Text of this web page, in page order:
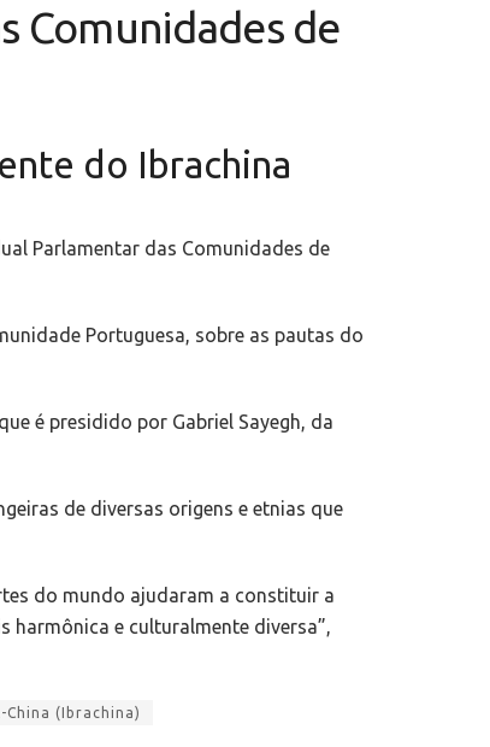
Comunidades de
do Ibrachina
Parlamentar das Comunidades de
Portuguesa, sobre as pautas do
é presidido por Gabriel Sayegh, da
de diversas origens e etnias que
do mundo ajudaram a constituir a
harmônica e culturalmente diversa”,
(Ibrachina)